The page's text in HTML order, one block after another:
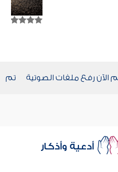
تم فتح خدمة الصوتية
أدعية وأذكار